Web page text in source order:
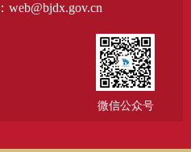
web@bjdx.gov.cn
微信公众号